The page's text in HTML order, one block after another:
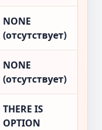
NONE
(отсутствует)
NONE
(отсутствует)
THERE IS
OPTION